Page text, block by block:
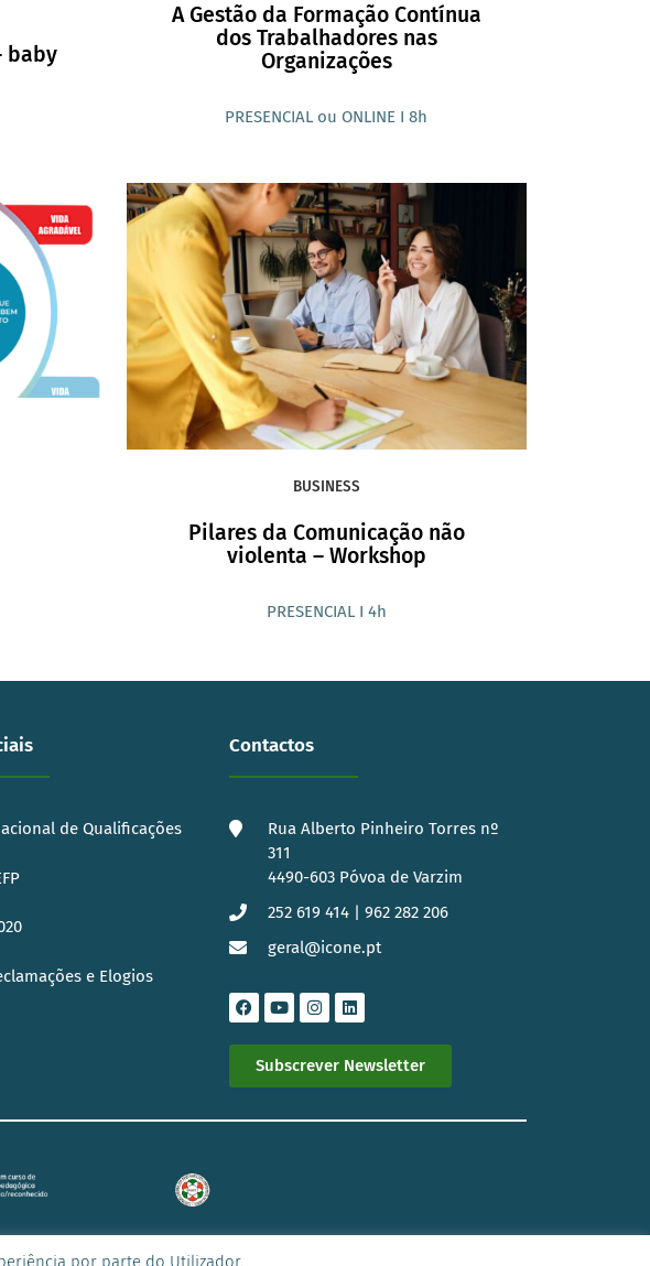
baby
A Gestão da Formação Contínua
dos Trabalhadores nas
Organizações
PRESENCIAL ou ONLINE I 8h
BUSINESS
Pilares da Comunicação não
violenta – Workshop
PRESENCIAL I 4h
de Qualificações
e Elogios
Contactos
Rua Alberto Pinheiro Torres nº
311
4490-603 Póvoa de Varzim
252 619 414 | 962 282 206
geral@icone.pt
Subscrever Newsletter